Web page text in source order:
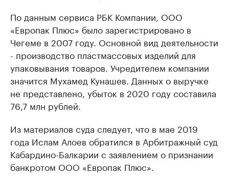
По данным сервиса РБК Компании, ООО
«Европак Плюс» было зарегистрировано в
Чегеме в 2007 году. Основной вид деятельности
- производство пластмассовых изделий для
упаковывания товаров. Учредителем компании
значится Мухамед Кунашев. Данных о выручке
не представлено, убыток в 2020 году составила
76,7 млн рублей.
Из материалов суда следует, что в мае 2019
года Ислам Алоев обратился в Арбитражный суд
Кабардино-Балкарии с заявлением о признании
банкротом ООО «Европак Плюс».